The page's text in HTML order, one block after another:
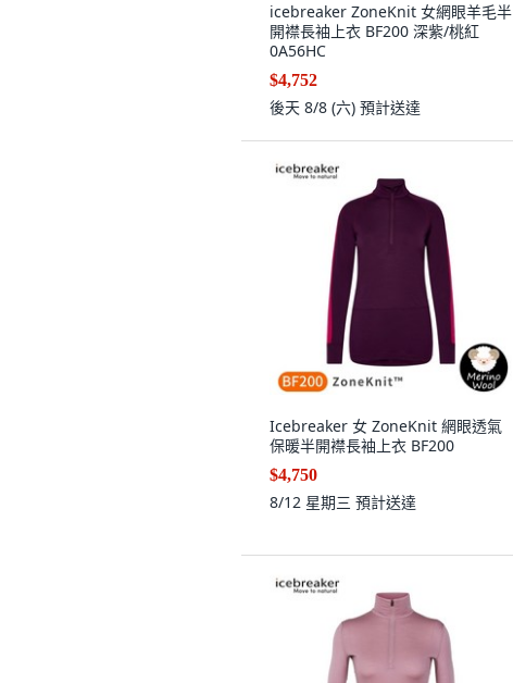
icebreaker ZoneKnit 女網眼羊毛半
開襟長袖上衣 BF200 深紫/桃紅
0A56HC
$4,752
後天 8/8 (六) 預計送達
Icebreaker 女 ZoneKnit 網眼透氣
保暖半開襟長袖上衣 BF200
$4,750
8/12 星期三 預計送達